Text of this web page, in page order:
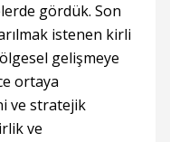
gördük. Son
istenen kirli
gelişmeye
ortaya
ve stratejik
ve